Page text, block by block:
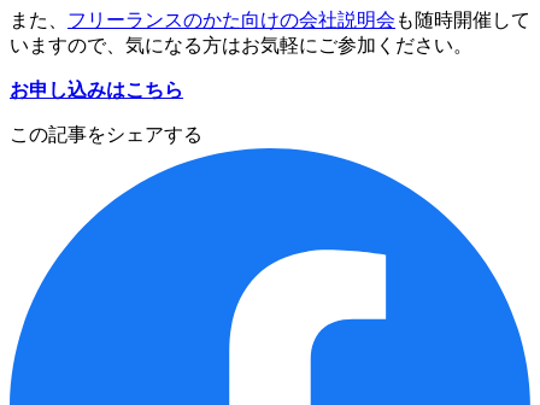
また、 フリーランスのかた向けの会社説明会 も随時開催して
いますので、気になる方はお気軽にご参加ください。
お申し込みはこちら
この記事をシェアする